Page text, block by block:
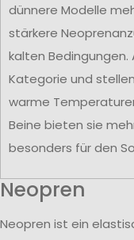
dünnere Modelle
stärkere
kalten Bedingungen.
Kategorie und
warme
Beine bieten sie
besonders für den
Neopren
Neopren ist ein